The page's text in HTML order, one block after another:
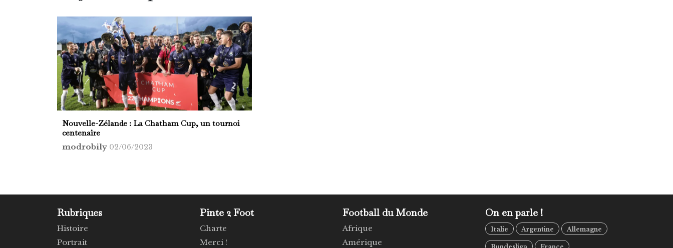
Nouvelle-Zélande : La Chatham Cup, un tournoi
centenaire
modrobily 02/06/2023
Rubriques
Histoire
Portrait
Pinte 2 Foot
Charte
Merci !
Football du Monde
Afrique
Amérique
On en parle !
Italie Argentine Allemagne